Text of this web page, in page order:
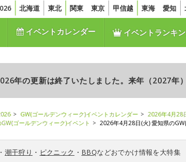
北海道 東北 関東 東京 甲信越 東海 愛知
イベントカレンダー イベントランキ
年の更新は終了いたしました。来年（2027年
GW(ゴールデンウィーク)イベントカレンダー
2026年4月28
ゴールデンウィーク)イベント
2026年4月28日(火) 愛知県の
・ 潮干狩り ・ ピクニック ・ BBQなどおでかけ情報を大特集